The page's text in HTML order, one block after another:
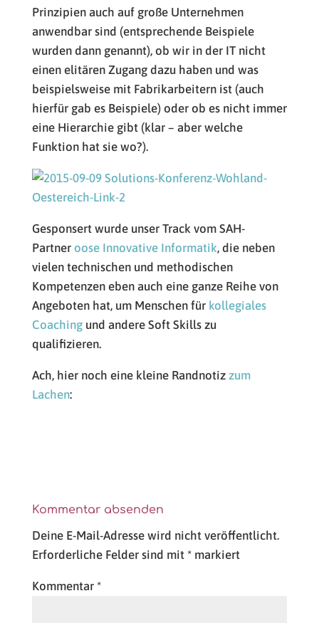
Prinzipien auch auf große Unternehmen
anwendbar sind (entsprechende Beispiele
wurden dann genannt), ob wir in der IT nicht
einen elitären Zugang dazu haben und was
beispielsweise mit Fabrikarbeitern ist (auch
hierfür gab es Beispiele) oder ob es nicht immer
eine Hierarchie gibt (klar – aber welche
Funktion hat sie wo?).
Gesponsert wurde unser Track vom SAH-
Partner oose Innovative Informatik, die neben
vielen technischen und methodischen
Kompetenzen eben auch eine ganze Reihe von
Angeboten hat, um Menschen für kollegiales
Coachingund andere Soft Skills zu
qualifizieren.
Ach, hier noch eine kleine Randnotiz zum
Lachen:
Kommentar absenden
Deine E-Mail-Adresse wird nicht veröffentlicht.
Erforderliche Felder sind mit *markiert
Kommentar *